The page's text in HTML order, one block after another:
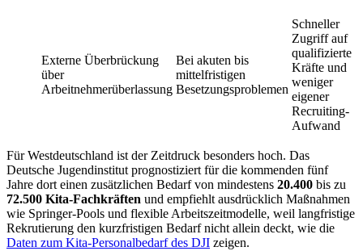
Externe Überbrückung
über
Arbeitnehmerüberlassung
Bei akuten bis
mittelfristigen
Besetzungsproblemen
Schneller
Zugriff auf
qualifizierte
Kräfte und
weniger
eigener
Recruiting-
Aufwand
Für Westdeutschland ist der Zeitdruck besonders hoch. Das
Deutsche Jugendinstitut prognostiziert für die kommenden fünf
Jahre dort einen zusätzlichen Bedarf von mindestens 20.400 bis zu
72.500 Kita-Fachkräften und empfiehlt ausdrücklich Maßnahmen
wie Springer-Pools und flexible Arbeitszeitmodelle, weil langfristige
Rekrutierung den kurzfristigen Bedarf nicht allein deckt, wie die
Daten zum Kita-Personalbedarf des DJI zeigen.